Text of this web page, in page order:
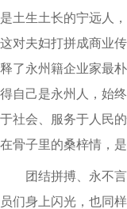
是土生土长的宁远人
这对夫妇打拼成商业
释了永州籍企业家最
得自己是永州人，始
于社会、服务于人民
在骨子里的桑梓情，
团结拼搏、永不
员们身上闪光，也同